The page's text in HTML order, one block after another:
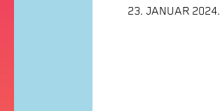
23. JANUAR 2024.